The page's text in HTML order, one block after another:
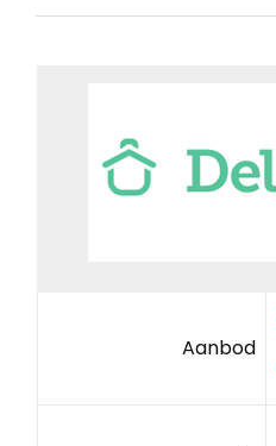
Aanbod